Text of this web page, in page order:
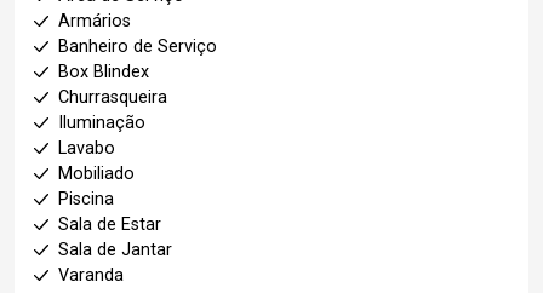
Armários
Banheiro de Serviço
Box Blindex
Churrasqueira
Iluminação
Lavabo
Mobiliado
Piscina
Sala de Estar
Sala de Jantar
Varanda